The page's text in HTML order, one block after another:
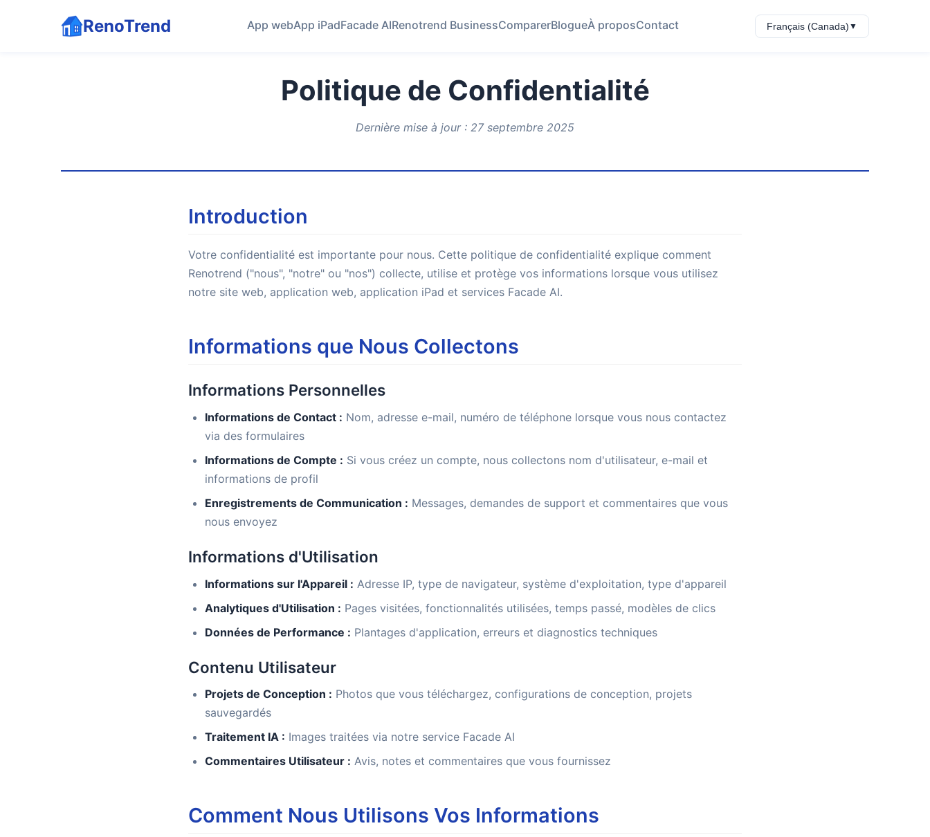
RenoTrend App webApp iPadFacade AIRenotrend BusinessComparerBlogueÀ proposContact Français (Canada) ▼
Politique de Confidentialité
Dernière mise à jour : 27 septembre 2025
Introduction
Votre confidentialité est importante pour nous. Cette politique de confidentialité explique comment
Renotrend ("nous", "notre" ou "nos") collecte, utilise et protège vos informations lorsque vous utilisez
notre site web, application web, application iPad et services Facade AI.
Informations que Nous Collectons
Informations Personnelles
Informations de Contact : Nom, adresse e-mail, numéro de téléphone lorsque vous nous contactez
via des formulaires
Informations de Compte : Si vous créez un compte, nous collectons nom d'utilisateur, e-mail et
informations de profil
Enregistrements de Communication : Messages, demandes de support et commentaires que vous
nous envoyez
Informations d'Utilisation
Informations sur l'Appareil : Adresse IP, type de navigateur, système d'exploitation, type d'appareil
Analytiques d'Utilisation : Pages visitées, fonctionnalités utilisées, temps passé, modèles de clics
Données de Performance : Plantages d'application, erreurs et diagnostics techniques
Contenu Utilisateur
Projets de Conception : Photos que vous téléchargez, configurations de conception, projets
sauvegardés
Traitement IA : Images traitées via notre service Facade AI
Commentaires Utilisateur : Avis, notes et commentaires que vous fournissez
Comment Nous Utilisons Vos Informations